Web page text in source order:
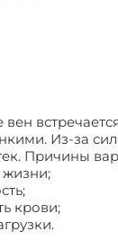
Из-за
Причины
крови;